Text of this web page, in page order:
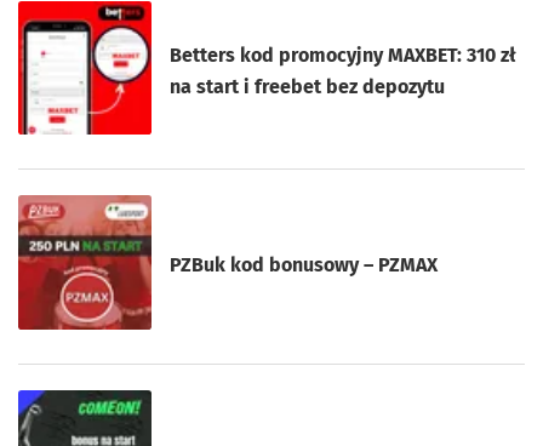
Betters kod promocyjny MAXBET: 310 zł
na start i freebet bez depozytu
PZBuk kod bonusowy – PZMAX